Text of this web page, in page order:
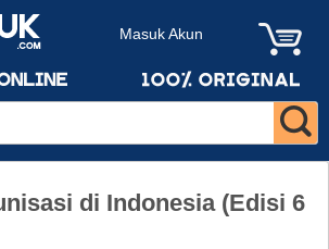
Masuk Akun
di Indonesia (Edisi 6